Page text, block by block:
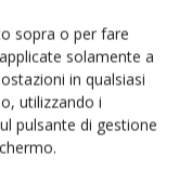
sopra o per fare
solamente a
in qualsiasi
utilizzando i
pulsante di gestione